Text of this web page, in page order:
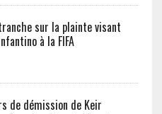
sur la plainte visant
à la FIFA
de démission de Keir